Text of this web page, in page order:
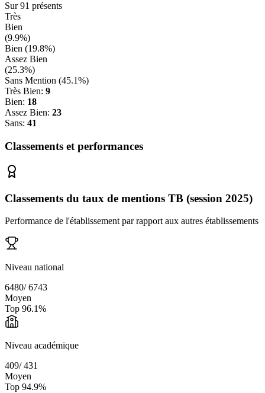
Sur91 présents
Très
Bien
(9.9%)
Bien (19.8%)
Assez Bien
(25.3%)
Sans Mention (45.1%)
Très Bien: 9
Bien: 18
Assez Bien: 23
Sans: 41
Classements et performances
Classements du taux de mentions TB (session 2025)
Performance de l'établissement par rapport aux autres établissements
Niveau national
6480/6743
Moyen
Top 96.1%
Niveau académique
409/431
Moyen
Top 94.9%